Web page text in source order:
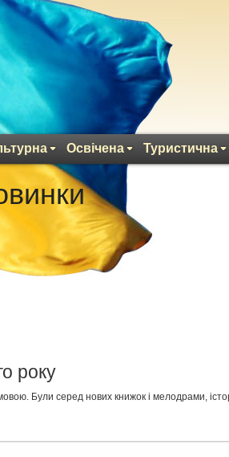
Освічена Туристична
року
Були серед нових книжок і мелодрами,